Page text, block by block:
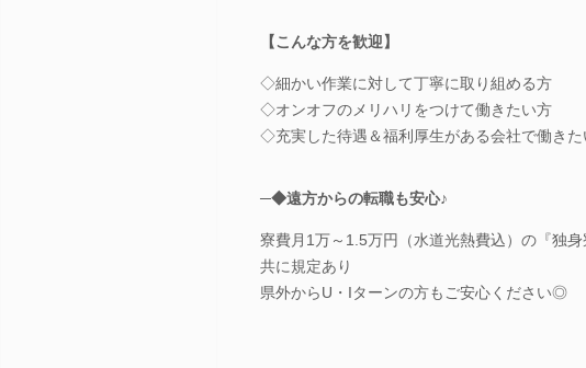
【こんな方を歓迎】
◇細かい作業に対して丁寧に取り組める方
◇オンオフのメリハリをつけて働きたい方
◇充実した待遇＆福利厚生がある会社で働きた
─◆遠方からの転職も安心♪
寮費月1万～1.5万円（水道光熱費込）の『独
共に規定あり
県外からU・Iターンの方もご安心ください◎